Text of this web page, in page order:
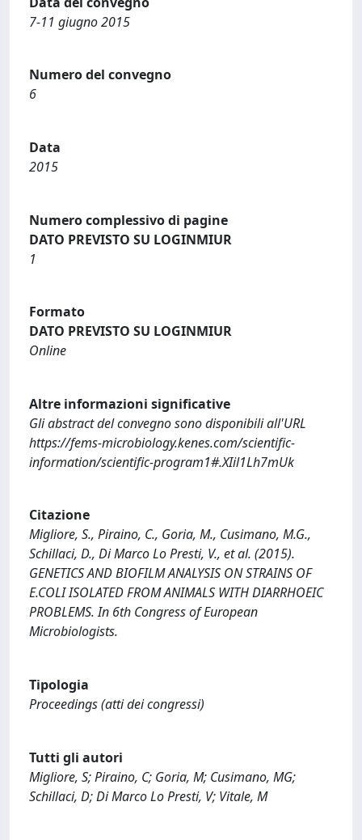
7-11 giugno 2015
Numero del convegno
6
Data
2015
Numero complessivo di pagine
DATO PREVISTO SU LOGINMIUR
1
Formato
DATO PREVISTO SU LOGINMIUR
Online
Altre informazioni significative
Gli abstract del convegno sono disponibili all'URL
https://fems-microbiology.kenes.com/scientific-
information/scientific-program1#.XIil1Lh7mUk
Citazione
Migliore, S., Piraino, C., Goria, M., Cusimano, M.G.,
Schillaci, D., Di Marco Lo Presti, V., et al. (2015).
GENETICS AND BIOFILM ANALYSIS ON STRAINS OF
E.COLI ISOLATED FROM ANIMALS WITH DIARRHOEIC
PROBLEMS. In 6th Congress of European
Microbiologists.
Tipologia
Proceedings (atti dei congressi)
Tutti gli autori
Migliore, S; Piraino, C; Goria, M; Cusimano, MG;
Schillaci, D; Di Marco Lo Presti, V; Vitale, M